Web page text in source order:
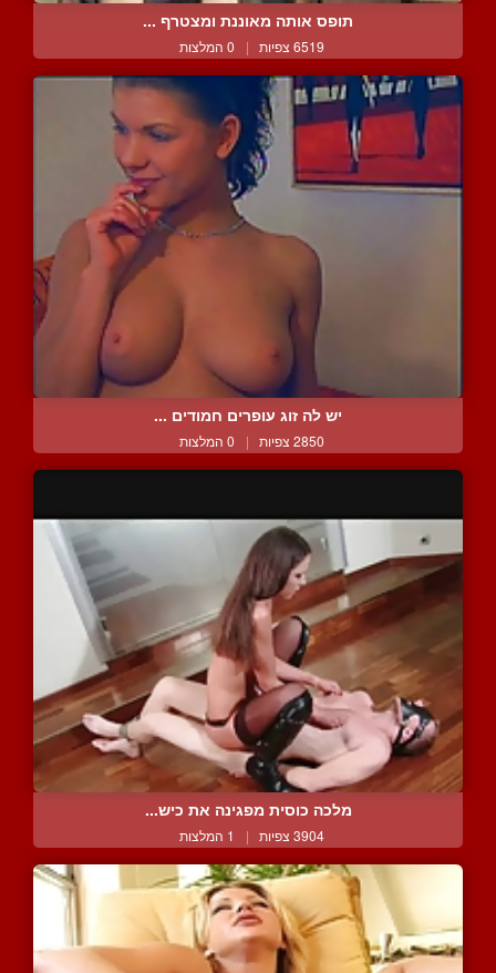
תופס אותה מאוננת ומצטרף ...
6519 צפיות | 0 המלצות
יש לה זוג עופרים חמודים ...
2850 צפיות | 0 המלצות
מלכה כוסית מפגינה את כיש...
3904 צפיות | 1 המלצות